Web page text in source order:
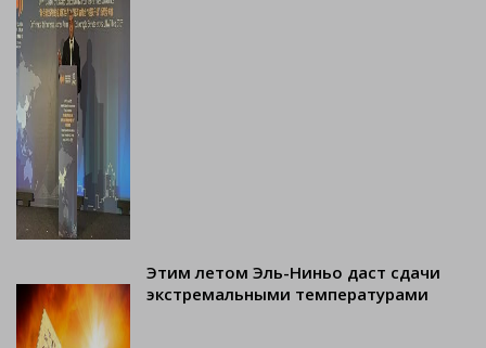
Этим летом Эль-Ниньо даст сдачи
экстремальными температурами